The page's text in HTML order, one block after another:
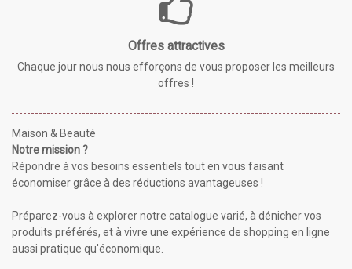
Offres attractives
Chaque jour nous nous efforçons de vous proposer les meilleurs
offres !
Maison & Beauté
Notre mission ?
Répondre à vos besoins essentiels tout en vous faisant
économiser grâce à des réductions avantageuses !
Préparez-vous à explorer notre catalogue varié, à dénicher vos
produits préférés, et à vivre une expérience de shopping en ligne
aussi pratique qu'économique.